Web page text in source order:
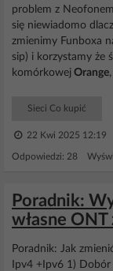
problem z
się niewiadomo
zmienimy Funboxa
sip) i korzystamy że
komórkowej Orange
Sieci Co kupić
22 Kwi 2025 12:19
Odpowiedzi: 28
Poradnik:
własne
Poradnik: Jak
Ipv4 +Ipv6 1)